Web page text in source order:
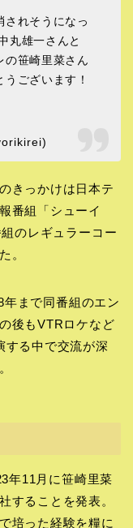
されそうになっ
丸雄一さんと
の笹崎里菜さん
ございます！
きっかけは日本テ
番組「シューイ
のレギュラーコー
。
まで同番組のエン
後もVTRロケなど
する中で交流が深
年11月に笹崎里菜
することを発表。
培った経験を糧に